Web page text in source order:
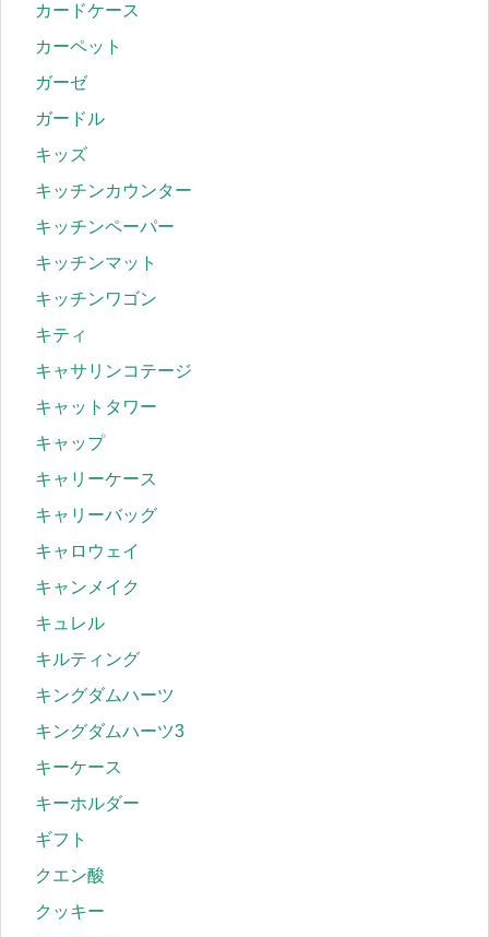
カードケース
カーペット
ガーゼ
ガードル
キッズ
キッチンカウンター
キッチンペーパー
キッチンマット
キッチンワゴン
キティ
キャサリンコテージ
キャットタワー
キャップ
キャリーケース
キャリーバッグ
キャロウェイ
キャンメイク
キュレル
キルティング
キングダムハーツ
キングダムハーツ3
キーケース
キーホルダー
ギフト
クエン酸
クッキー